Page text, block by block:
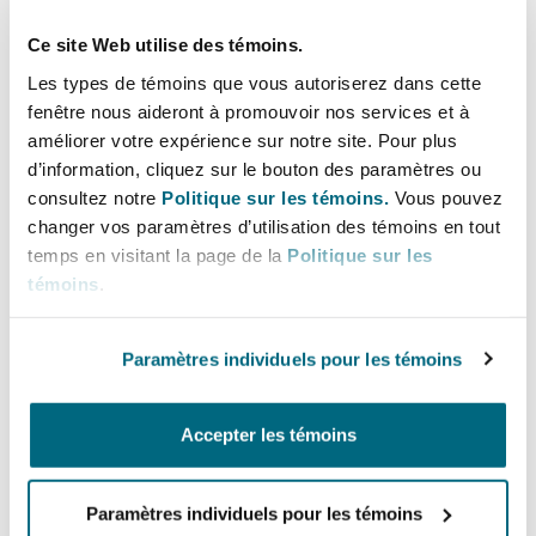
Ce site Web utilise des témoins.
Les types de témoins que vous autoriserez dans cette
fenêtre nous aideront à promouvoir nos services et à
améliorer votre expérience sur notre site. Pour plus
d’information, cliquez sur le bouton des paramètres ou
consultez notre Politique sur les témoins. Vous pouvez
changer vos paramètres d’utilisation des témoins en tout
temps en visitant la page de la Politique sur les
témoins
Paramètres individuels pour les témoins
Accepter les témoins
Paramètres individuels pour les témoins
Entretien, réparation et
Droit aérien commercial
Droit réglementaire
Couverture d’assurance
Droit maritime
Assurance biens
Bator
Jersey
York
County
The St Botolph Building
Pillar responsible for the operational
shaping our clients’ strategic approach
to claims.
Lignes directes
+44 121 633 6638
mike.dobson@clydeco.com
Bureau principal
Birmingham
+44 333 3000 232